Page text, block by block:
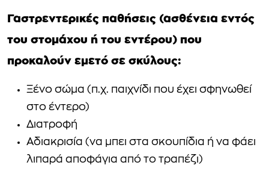
Γαστρεντερικές παθήσεις (ασθένεια εντός
του στομάχου ή του εντέρου) που
προκαλούν εμετό σε σκύλους:
Ξένο σώμα (π.χ. παιχνίδι που έχει σφηνωθεί
στο έντερο)
Διατροφή
Αδιακρισία (να μπει στα σκουπίδια ή να φάει
λιπαρά αποφάγια από το τραπέζι)